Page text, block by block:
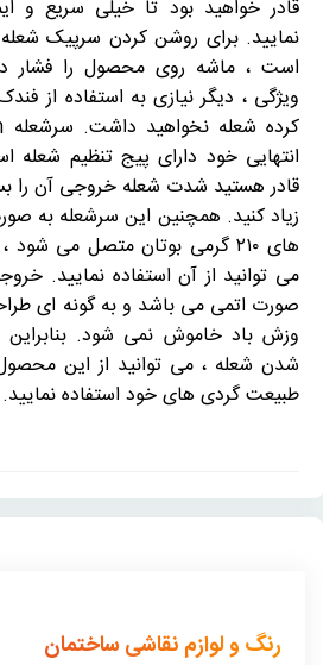
قادر خواهید بود تا خیلی سریع و
نمایید. برای روشن کردن سرپیک
است ، ماشه روی محصول را فشار
ویژگی ، دیگر نیازی به استفاده از
انتهایی خود دارای پیج تنظیم شعله
قادر هستید شدت شعله خروجی آن را
زیاد کنید. همچنین این سرشعله به
های ۲۱۰ گرمی بوتان متصل می
می توانید از آن استفاده نمایید.
صورت اتمی می باشد و به گونه ای
وزش باد خاموش نمی شود. بنابراین
شدن شعله ، می توانید از این
طبیعت گردی های خود استفاده نمایید.
رنگ و لوازم نقاشی ساختمان